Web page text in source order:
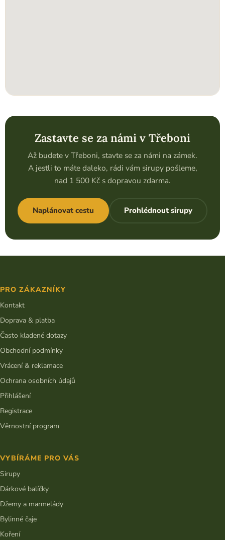
Zastavte se za námi v Třeboni
Až budete v Třeboni, stavte se za námi na zámek.
A jestli to máte daleko, rádi vám sirupy pošleme,
nad 1 500 Kč s dopravou zdarma.
Naplánovat cestu Prohlédnout sirupy
a
t
í
PRO ZÁKAZNÍKY
Kontakt
Doprava & platba
Často kladené dotazy
Obchodní podmínky
Vrácení & reklamace
Ochrana osobních údajů
Přihlášení
Registrace
Věrnostní program
VYBÍRÁME PRO VÁS
Sirupy
Dárkové balíčky
Džemy a marmelády
Bylinné čaje
Koření